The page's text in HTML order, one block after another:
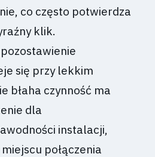
co często potwierdza
klik.
się przy lekkim
błaha czynność ma
dla
instalacji,
połączenia